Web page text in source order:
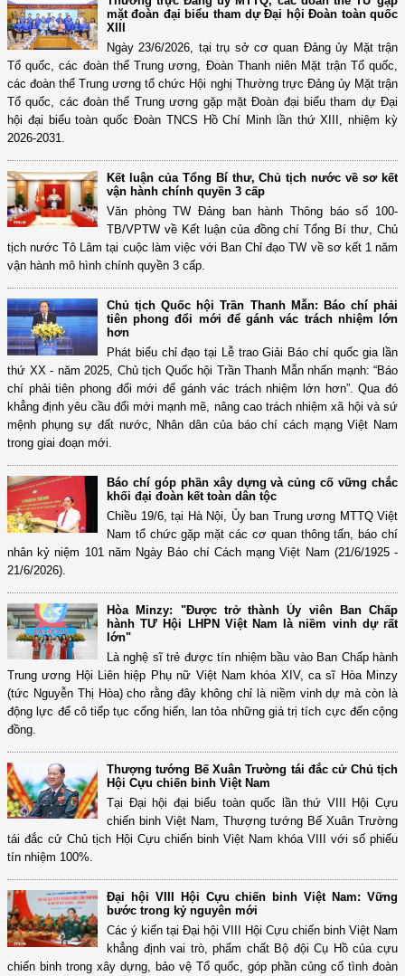
mặt đoàn đại biểu tham dự Đại hội Đoàn toàn quốc
XIII
Ngày 23/6/2026, tại trụ sở cơ quan Đảng ủy Mặt trận
Tổ quốc, các đoàn thể Trung ương, Đoàn Thanh niên Mặt trận Tổ quốc,
các đoàn thể Trung ương tổ chức Hội nghị Thường trực Đảng ủy Mặt trận
Tổ quốc, các đoàn thể Trung ương gặp mặt Đoàn đại biểu tham dự Đại
hội đại biểu toàn quốc Đoàn TNCS Hồ Chí Minh lần thứ XIII, nhiệm kỳ
2026-2031.
Kết luận của Tổng Bí thư, Chủ tịch nước về sơ kết
vận hành chính quyền 3 cấp
Văn phòng TW Đảng ban hành Thông báo số 100-
TB/VPTW về Kết luận của đồng chí Tổng Bí thư, Chủ
tịch nước Tô Lâm tại cuộc làm việc với Ban Chỉ đạo TW về sơ kết 1 năm
vận hành mô hình chính quyền 3 cấp.
Chủ tịch Quốc hội Trần Thanh Mẫn: Báo chí phải
tiên phong đổi mới để gánh vác trách nhiệm lớn
hơn
Phát biểu chỉ đạo tại Lễ trao Giải Báo chí quốc gia lần
thứ XX - năm 2025, Chủ tịch Quốc hội Trần Thanh Mẫn nhấn mạnh: “Báo
chí phải tiên phong đổi mới để gánh vác trách nhiệm lớn hơn”. Qua đó
khẳng định yêu cầu đổi mới mạnh mẽ, nâng cao trách nhiệm xã hội và sứ
mệnh phụng sự đất nước, Nhân dân của báo chí cách mạng Việt Nam
trong giai đoạn mới.
Báo chí góp phần xây dựng và củng cố vững chắc
khối đại đoàn kết toàn dân tộc
Chiều 19/6, tại Hà Nội, Ủy ban Trung ương MTTQ Việt
Nam tổ chức gặp mặt các cơ quan thông tấn, báo chí
nhân kỷ niệm 101 năm Ngày Báo chí Cách mạng Việt Nam (21/6/1925 -
21/6/2026).
Hòa Minzy: "Được trở thành Ủy viên Ban Chấp
hành TƯ Hội LHPN Việt Nam là niềm vinh dự rất
lớn"
Là nghệ sĩ trẻ được tín nhiệm bầu vào Ban Chấp hành
Trung ương Hội Liên hiệp Phụ nữ Việt Nam khóa XIV, ca sĩ Hòa Minzy
(tức Nguyễn Thị Hòa) cho rằng đây không chỉ là niềm vinh dự mà còn là
động lực để cô tiếp tục cống hiến, lan tỏa những giá trị tích cực đến cộng
đồng.
Thượng tướng Bế Xuân Trường tái đắc cử Chủ tịch
Hội Cựu chiến binh Việt Nam
Tại Đại hội đại biểu toàn quốc lần thứ VIII Hội Cựu
chiến binh Việt Nam, Thượng tướng Bế Xuân Trường
tái đắc cử Chủ tịch Hội Cựu chiến binh Việt Nam khóa VIII với số phiếu
tín nhiệm 100%.
Đại hội VIII Hội Cựu chiến binh Việt Nam: Vững
bước trong kỷ nguyên mới
Các ý kiến tại Đại hội VIII Hội Cựu chiến binh Việt Nam
khẳng định vai trò, phẩm chất Bộ đội Cụ Hồ của cựu
chiến binh trong xây dựng, bảo vệ Tổ quốc, góp phần củng cố tình đoàn